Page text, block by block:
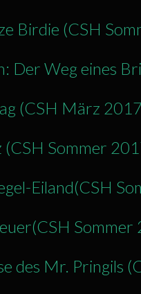
Birdie (CSH
Der Weg eines
(CSH März
(CSH Sommer
Eiland(CSH
Sommer
des Mr. Pringils